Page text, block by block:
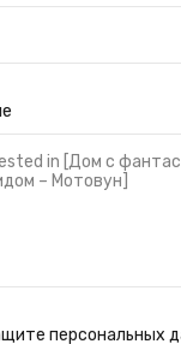
персональных